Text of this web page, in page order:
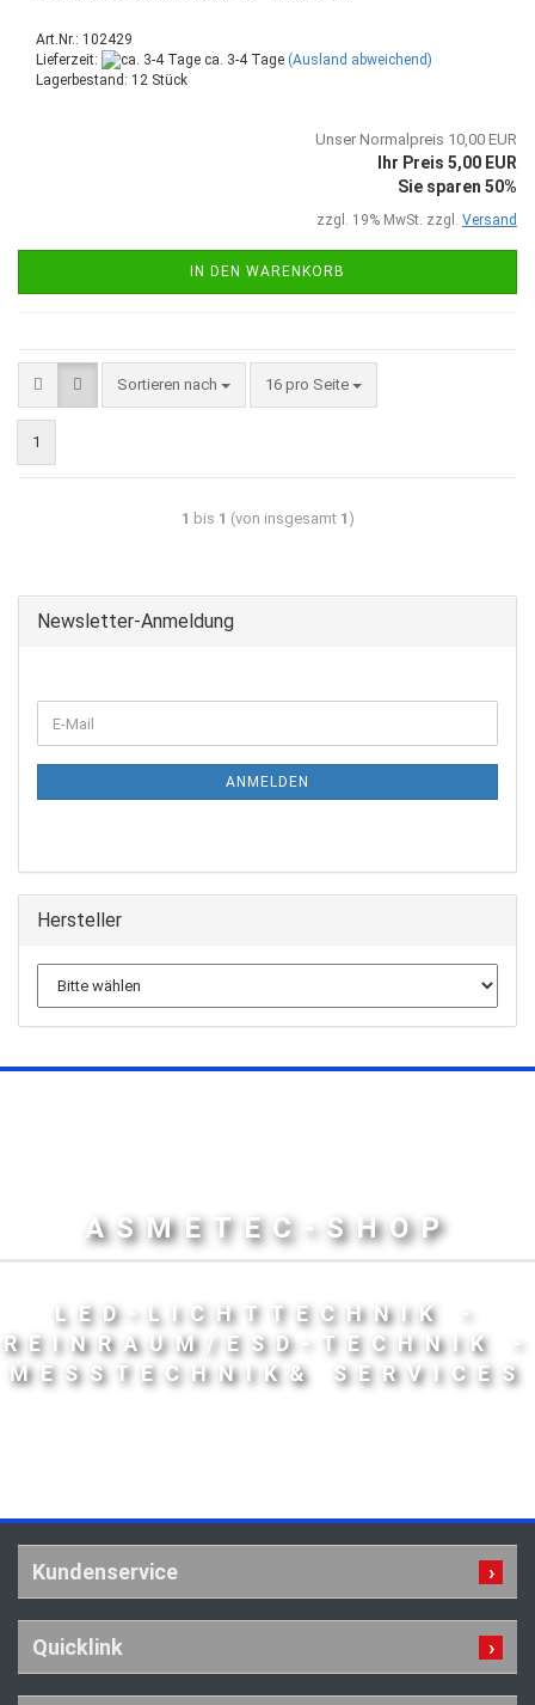
Art.Nr.: 102429
Lieferzeit:
ca. 3-4 Tage (Ausland abweichend)
Lagerbestand: 12 Stück
Unser Normalpreis 10,00 EUR
Ihr Preis 5,00 EUR
Sie sparen 50%
zzgl. 19% MwSt. zzgl. Versand
IN DEN WARENKORB
Sortieren nach 16 pro Seite
1
1 bis 1 (von insgesamt 1 )
Newsletter-Anmeldung
ANMELDEN
Hersteller
ASMETEC-SHOP
LED-LICHTTECHNIK -
REINRAUM/ESD-TECHNIK -
MESSTECHNIK& SERVICES
Kundenservice
Quicklink